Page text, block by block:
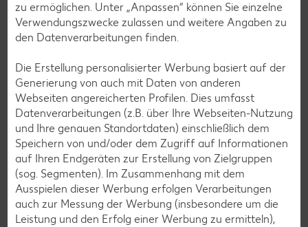
Avocado-Rezepte
Erdbeer-Rezepte
Bananen-Rezepte
Zurück zu allen Rezepten
zu ermöglichen. Unter „Anpassen“ können Sie einzelne
Verwendungszwecke zulassen und weitere Angaben zu
den Datenverarbeitungen finden.
Die Erstellung personalisierter Werbung basiert auf der
Generierung von auch mit Daten von anderen
Webseiten angereicherten Profilen. Dies umfasst
Datenverarbeitungen (z.B. über Ihre Webseiten-Nutzung
und Ihre genauen Standortdaten) einschließlich dem
Speichern von und/oder dem Zugriff auf Informationen
auf Ihren Endgeräten zur Erstellung von Zielgruppen
(sog. Segmenten). Im Zusammenhang mit dem
Ausspielen dieser Werbung erfolgen Verarbeitungen
auch zur Messung der Werbung (insbesondere um die
Leistung und den Erfolg einer Werbung zu ermitteln),